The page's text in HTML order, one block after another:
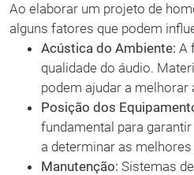
Ao elaborar um projeto de
alguns fatores que podem
Acústica do Ambiente: A
qualidade do áudio.
podem ajudar a melhorar
Posição dos
fundamental para
a determinar as
Manutenção: Sistemas